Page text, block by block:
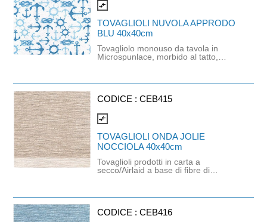
compare_arrows
TOVAGLIOLI NUVOLA APPRODO
BLU 40x40cm
Tovagliolo monouso da tavola in
Microspunlace, morbido al tatto,
materiale lo rende molto simile alla
resistenza, pur mantenendo una
certificato FSC, proposto in una
grafica marinara bianca, azzurra e
blue. Dimensioni: 40cm x 40cm.
CODICE :CEB415
compare_arrows
TOVAGLIOLI ONDA JOLIE
NOCCIOLA 40x40cm
Tovaglioli prodotti in carta a
secco/Airlaid a base di fibre di
produzione aria al posto di acqua.
consistente con una straordinaria
CODICE :CEB416